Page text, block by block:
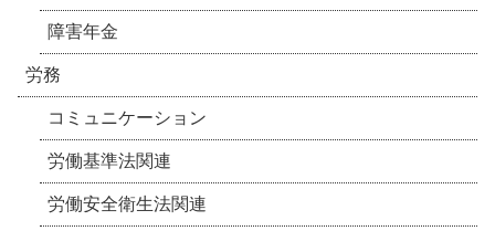
障害年金
労務
コミュニケーション
労働基準法関連
労働安全衛生法関連